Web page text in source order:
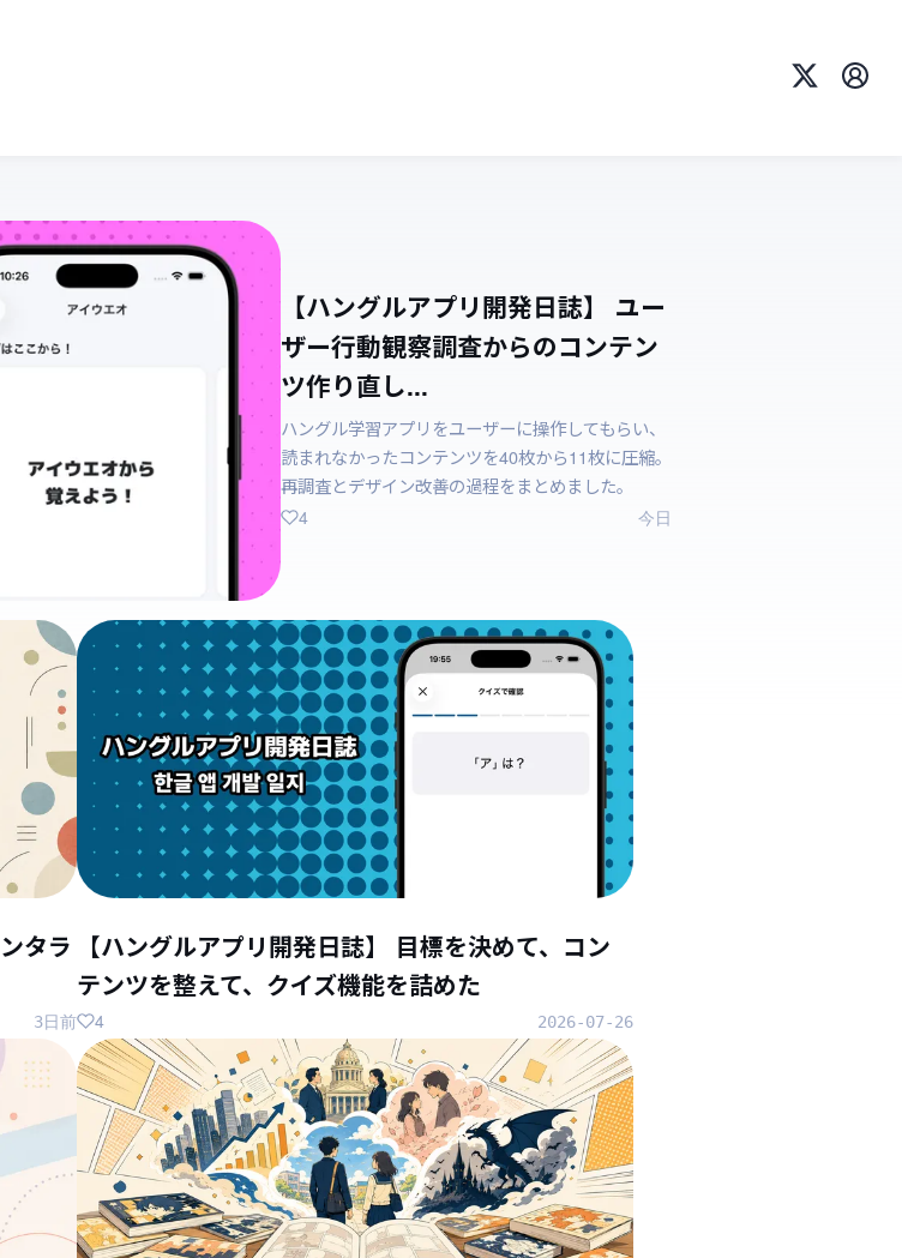
X プロ
【ハングルアプリ開発日誌】 ユー
ザー行動観察調査からのコンテン
ツ作り直し...
ハングル学習アプリをユーザーに操作してもらい、
読まれなかったコンテンツを40枚から11枚に圧縮。
再調査とデザイン改善の過程をまとめました。
今日
4
タラ
3日前
【ハングルアプリ開発日誌】 目標を決めて、コン
テンツを整えて、クイズ機能を詰めた
2026-07-26
4